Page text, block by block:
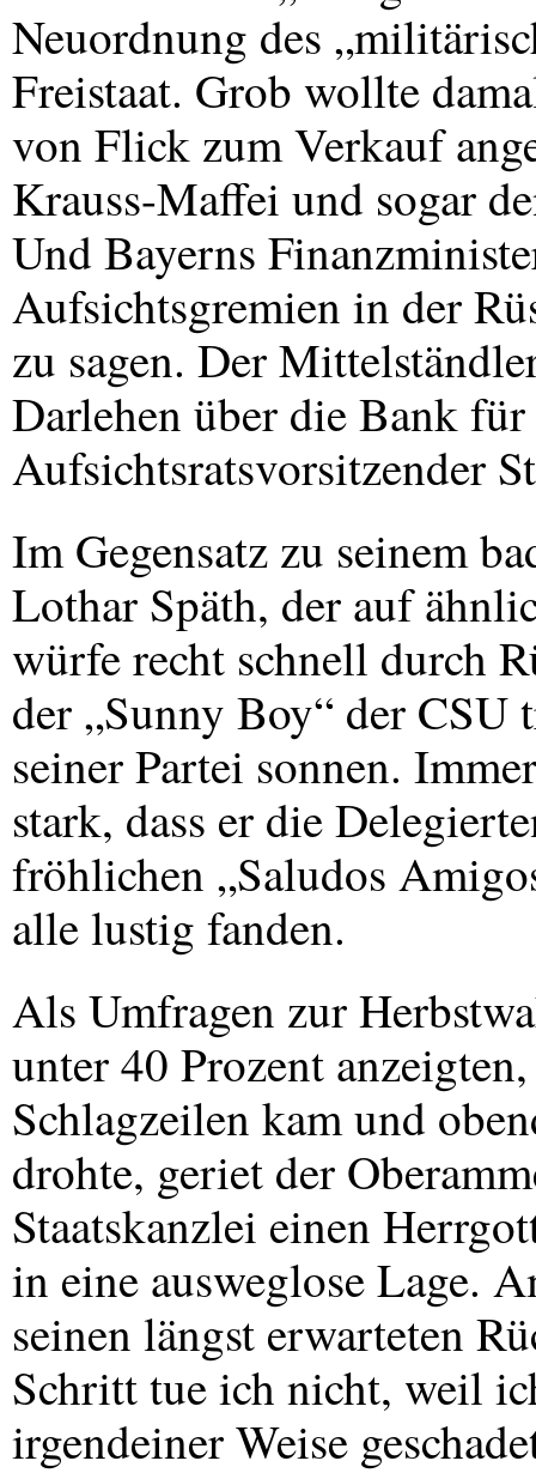
Neuordnung des
Freistaat. Grob wollte
von Flick zum Verkauf
Krauss-Maffei und sogar
Und Bayerns
Aufsichtsgremien in der
zu sagen. Der
Darlehen über die Bank
Aufsichtsratsvorsitzender
Im Gegensatz zu seinem
Lothar Späth, der auf
würfe recht schnell durch
der „Sunny Boy“ der CSU
seiner Partei sonnen.
stark, dass er die
fröhlichen „Saludos
alle lustig fanden.
Als Umfragen zur
unter 40 Prozent
Schlagzeilen kam und
drohte, geriet der
Staatskanzlei einen
in eine ausweglose Lage.
seinen längst erwarteten
Schritt tue ich nicht, weil
irgendeiner Weise